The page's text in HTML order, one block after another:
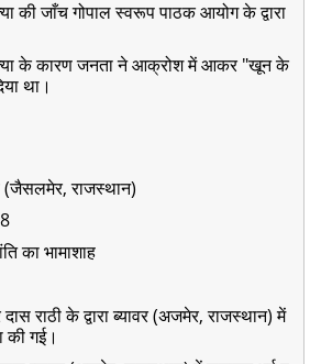
की जाँच गोपाल स्वरूप पाठक आयोग के द्वारा
के कारण जनता ने आक्रोश में आकर "खून के
था।
राजस्थान)
का भामाशाह
राठी के द्वारा ब्यावर (अजमेर, राजस्थान) में
की गई।